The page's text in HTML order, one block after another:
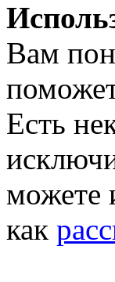
Вам
Есть
можете
как